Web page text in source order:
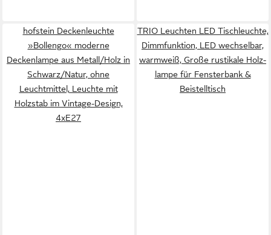
hofstein Deckenleuchte
»Bollengo« moderne
Deckenlampe aus Metall/Holz in
Schwarz/Natur, ohne
Leuchtmittel, Leuchte mit
Holzstab im Vintage-Design,
4xE27
TRIO Leuchten LED Tischleuchte,
Dimmfunktion, LED wechselbar,
warmweiß, Große rustikale Holz-
lampe für Fensterbank &
Beistelltisch